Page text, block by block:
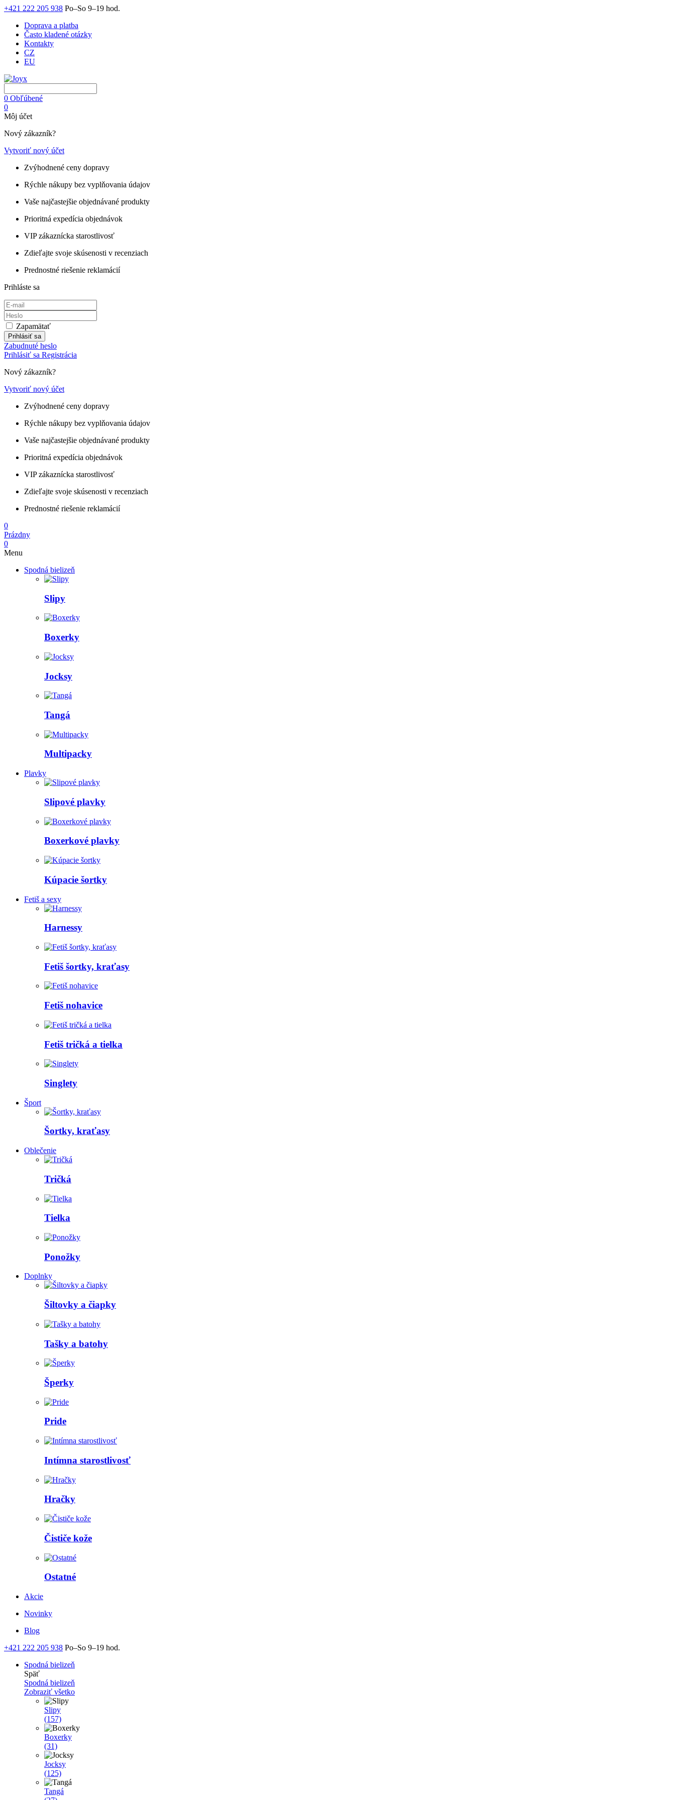
+421 222 205 938 Po–So 9–19 hod.
Doprava a platba
Často kladené otázky
Kontakty
CZ
EU
0 Obľúbené
0
Môj účet
Nový zákazník?
Vytvoriť nový účet
Zvýhodnené ceny dopravy
Rýchle nákupy bez vyplňovania údajov
Vaše najčastejšie objednávané produkty
Prioritná expedícia objednávok
VIP zákaznícka starostlivosť
Zdieľajte svoje skúsenosti v recenziach
Prednostné riešenie reklamácií
Prihláste sa
Zapamätať
Prihlásiť sa
Zabudnuté heslo
Prihlásiť sa Registrácia
Nový zákazník?
Vytvoriť nový účet
Zvýhodnené ceny dopravy
Rýchle nákupy bez vyplňovania údajov
Vaše najčastejšie objednávané produkty
Prioritná expedícia objednávok
VIP zákaznícka starostlivosť
Zdieľajte svoje skúsenosti v recenziach
Prednostné riešenie reklamácií
0
Prázdny
0
Menu
Spodná bielizeň
Slipy
Boxerky
Jocksy
Tangá
Multipacky
Plavky
Slipové plavky
Boxerkové plavky
Kúpacie šortky
Fetiš a sexy
Harnessy
Fetiš šortky, kraťasy
Fetiš nohavice
Fetiš tričká a tielka
Singlety
Šport
Šortky, kraťasy
Oblečenie
Tričká
Tielka
Ponožky
Doplnky
Šiltovky a čiapky
Tašky a batohy
Šperky
Pride
Intímna starostlivosť
Hračky
Čističe kože
Ostatné
Akcie
Novinky
Blog
+421 222 205 938 Po–So 9–19 hod.
Spodná bielizeň
Späť
Spodná bielizeň
Zobraziť všetko
Slipy
(157)
Boxerky
(31)
Jocksy
(125)
Tangá